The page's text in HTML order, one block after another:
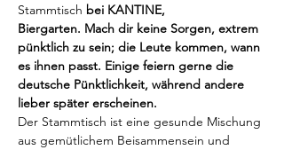
Stammtisch bei KANTINE,
Biergarten. Mach dir keine Sorgen, extrem
pünktlich zu sein; die Leute kommen, wann
es ihnen passt. Einige feiern gerne die
deutsche Pünktlichkeit, während andere
lieber später erscheinen.
Der Stammtisch ist eine gesunde Mischung
aus gemütlichem Beisammensein und